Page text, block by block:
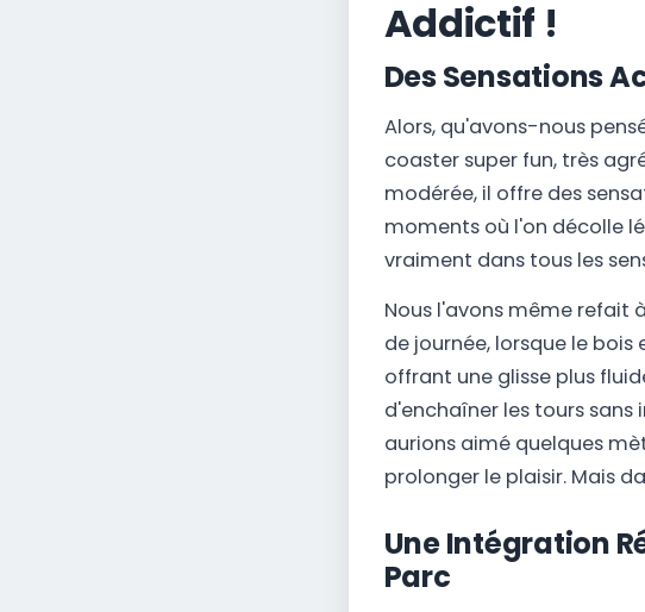
Addictif !
Des Sensations
Alors, qu'avons-nous
coaster super fun, très
modérée, il offre des
moments où l'on décolle
vraiment dans tous les
Nous l'avons même refait
de journée, lorsque le bois
offrant une glisse plus
d'enchaîner les tours sans
aurions aimé quelques
prolonger le plaisir. Mais
Une Intégration
Parc